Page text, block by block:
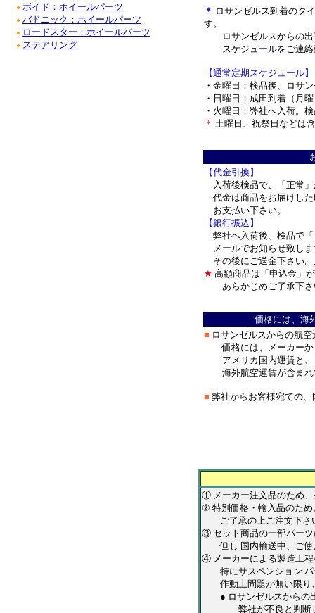
＊ ロサンゼルス到着のタ
す。
ロサンゼルスからの出
スケジュールをご連絡
【通常定期スケジュール】
・金曜日：検品後、ロサ
・日曜日：成田到着（月
・火曜日：弊社へ入荷。
＊ 土曜日、祝祭日などは
【代金引換】
入荷後検品で、「正常
代金は商品をお届けし
お支払い下さい。
【銀行振込】
弊社へ入荷後、検品で
メールでお知らせ致しま
その後にご送金下さい
★ 高額商品は「申込金」
あらかじめご了承下さ
価格には、海
■ ロサンゼルスからの航
価格には、メーカーか
アメリカ国内運賃と、
海外航空運賃が含まれ
■ 弊社からお客様宛ての
① メーカー注文品のため
② 特別価格・輸入品のた
ご了承の上ご注文下さ
③ セット商品の一部パーツ
但し 国内輸送中、ご使
④ メーカーによる製造工
特にサスペンション パ
作動上問題が無い限
● ロサンゼルスからの出
弊社が不良と判断した
● ボイド：ホイールパーツ
● バドニック：ホイールパーツ
● ロードスター：ホイールパーツ
● ステアリング